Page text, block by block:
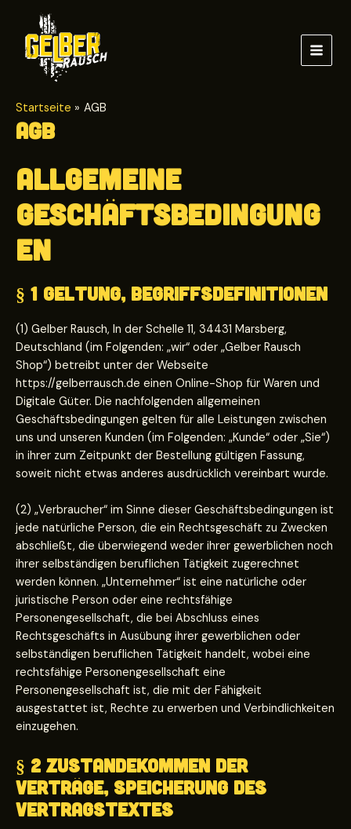
springen
MAIN
Startseite AGB
AGB
Allgemeine
Geschäftsbedingung
en
§ 1 Geltung, Begriffsdefinitionen
(1) Gelber Rausch, In der Schelle 11, 34431 Marsberg,
Deutschland (im Folgenden: „wir“ oder „Gelber Rausch
Shop“) betreibt unter der Webseite
https://gelberrausch.de einen Online-Shop für Waren und
Digitale Güter. Die nachfolgenden allgemeinen
Geschäftsbedingungen gelten für alle Leistungen zwischen
uns und unseren Kunden (im Folgenden: „Kunde“ oder „Sie“)
in ihrer zum Zeitpunkt der Bestellung gültigen Fassung,
soweit nicht etwas anderes ausdrücklich vereinbart wurde.
(2) „Verbraucher“ im Sinne dieser Geschäftsbedingungen ist
jede natürliche Person, die ein Rechtsgeschäft zu Zwecken
abschließt, die überwiegend weder ihrer gewerblichen noch
ihrer selbständigen beruflichen Tätigkeit zugerechnet
werden können. „Unternehmer“ ist eine natürliche oder
juristische Person oder eine rechtsfähige
Personengesellschaft, die bei Abschluss eines
Rechtsgeschäfts in Ausübung ihrer gewerblichen oder
selbständigen beruflichen Tätigkeit handelt, wobei eine
rechtsfähige Personengesellschaft eine
Personengesellschaft ist, die mit der Fähigkeit
ausgestattet ist, Rechte zu erwerben und Verbindlichkeiten
einzugehen.
§ 2 Zustandekommen der
Verträge, Speicherung des
Vertragstextes